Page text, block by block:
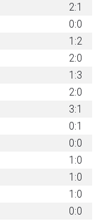
2:1
0:0
1:2
2:0
1:3
2:0
3:1
0:1
0:0
1:0
1:0
1:0
0:0